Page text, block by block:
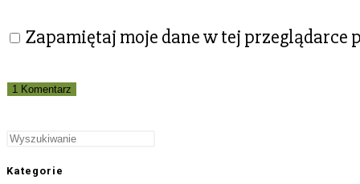
Zapamiętaj moje dane w tej
Kategorie